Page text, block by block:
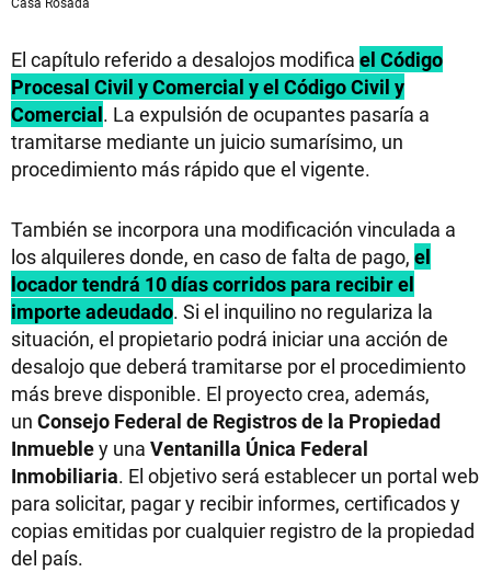
El capítulo referido a desalojos modifica el Código
Procesal Civil y Comercial y el Código Civil y
Comercial. La expulsión de ocupantes pasaría a
tramitarse mediante un juicio sumarísimo, un
procedimiento más rápido que el vigente.
También se incorpora una modificación vinculada a
los alquileres donde, en caso de falta de pago, el
locador tendrá 10 días corridos para recibir el
importe adeudado. Si el inquilino no regulariza la
situación, el propietario podrá iniciar una acción de
desalojo que deberá tramitarse por el procedimiento
más breve disponible. El proyecto crea, además,
un Consejo Federal de Registros de la Propiedad
Inmuebley una Ventanilla Única Federal
Inmobiliaria. El objetivo será establecer un portal web
para solicitar, pagar y recibir informes, certificados y
copias emitidas por cualquier registro de la propiedad
del país.